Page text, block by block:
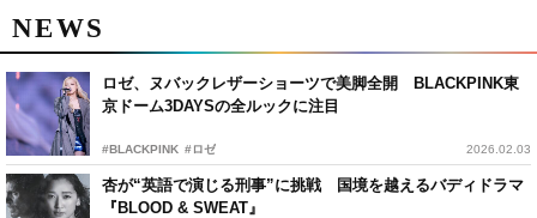
NEWS
ロゼ、ヌバックレザーショーツで美脚全開 BLACKPINK東
京ドーム3DAYSの全ルックに注目
#BLACKPINK #ロゼ 2026.02.03
杏が“英語で演じる刑事”に挑戦 国境を越えるバディドラマ
『BLOOD & SWEAT』